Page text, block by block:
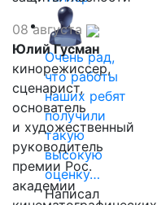
Очень рад,
что работы
наших ребят
получили
такую
высокую
оценку…
Написал
08 августа
Юлий Гусман
кинорежиссер,
сценарист,
основатель
и художественный
руководитель
премии Рос.
академии